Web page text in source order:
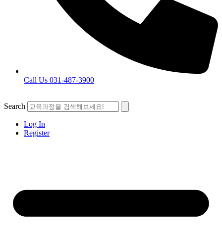
Call Us 031-487-3900
Search
Log In
Register